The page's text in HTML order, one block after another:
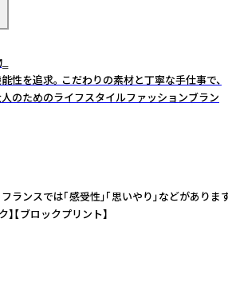
性を追求。 こだわりの素材と丁寧な手仕事で、
のためのライフスタイルファッションブラン
ンスでは「感受性」「思いやり」
【ブロックプリント】